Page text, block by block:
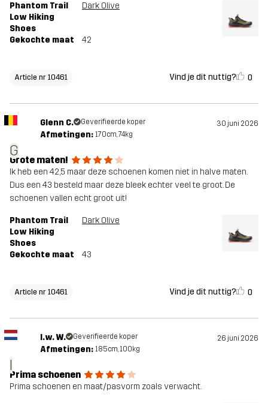
Phantom Trail
Low Hiking
Shoes
Dark Olive
Gekochte maat 42
Article nr 10461 Vind je dit nuttig? 0
G
Glenn C. Geverifieerde koper 30 juni 2026
Afmetingen: 170cm, 74kg
Grote maten!
Ik heb een 42,5 maar deze schoenen komen niet in halve maten.
Dus een 43 besteld maar deze bleek echter veel te groot. De
schoenen vallen echt groot uit!
Phantom Trail
Low Hiking
Shoes
Dark Olive
Gekochte maat 43
Article nr 10461 Vind je dit nuttig? 0
I
I.w. W. Geverifieerde koper 26 juni 2026
Afmetingen: 185cm, 100kg
Prima schoenen
Prima schoenen en maat/pasvorm zoals verwacht.